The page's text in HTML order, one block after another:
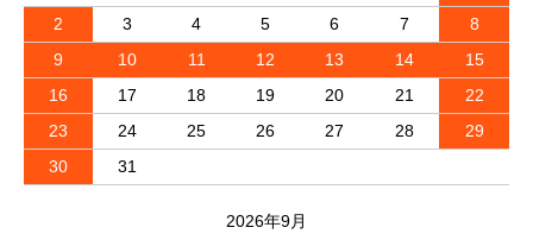
2
3 4 5 6 7
8
9
10 11 12 13 14
15
16
17 18 19 20 21
22
23
24 25 26 27 28
29
30
31
2026年9月